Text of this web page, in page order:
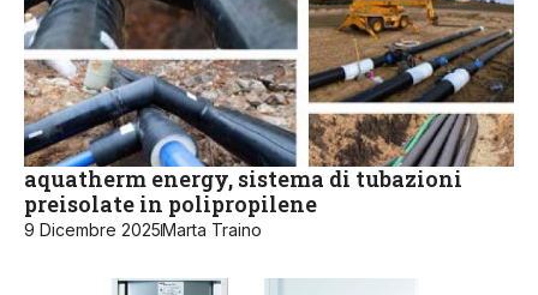
aquatherm energy, sistema di tubazioni
preisolate in polipropilene
9 Dicembre 2025Marta Traino